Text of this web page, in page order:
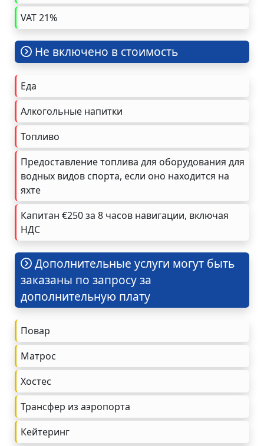
VAT 21%
Не включено в стоимость
Еда
Алкогольные напитки
Топливо
Предоставление топлива для оборудования для
водных видов спорта, если оно находится на
яхте
Капитан €250 за 8 часов навигации, включая
НДС
Дополнительные услуги могут быть
заказаны по запросу за
дополнительную плату
Повар
Матрос
Хостес
Трансфер из аэропорта
Кейтеринг